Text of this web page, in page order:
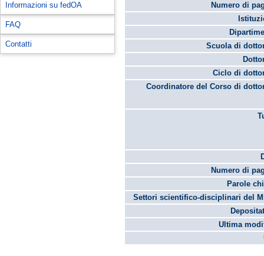
Informazioni su fedOA
FAQ
Contatti
Numero di
Scuola di
Ciclo di
Coordinatore del Corso di
Numero di
Parole
Settori scientifico-disciplinari del
Ultima